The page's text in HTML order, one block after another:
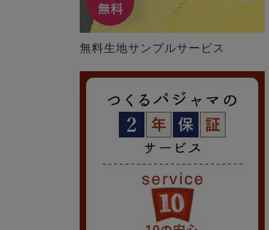
無料生地サンプルサービス